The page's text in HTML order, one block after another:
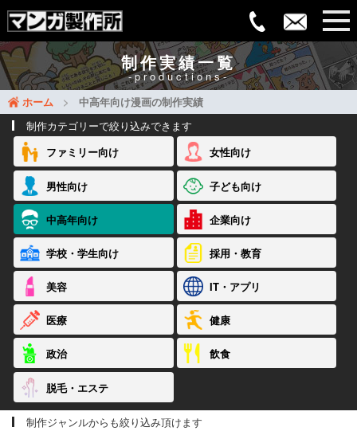
制作実績一覧
-productions-
ホーム
中高年向け漫画の制作実績
制作カテゴリーで絞り込みできます
ファミリー向け
女性向け
男性向け 子ども向け
中高年向け 企業向け
学校・学生向け 採用・教育
美容 IT・アプリ
医療 健康
政治 飲食
脱毛・エステ
制作ジャンルからも絞り込み頂けます